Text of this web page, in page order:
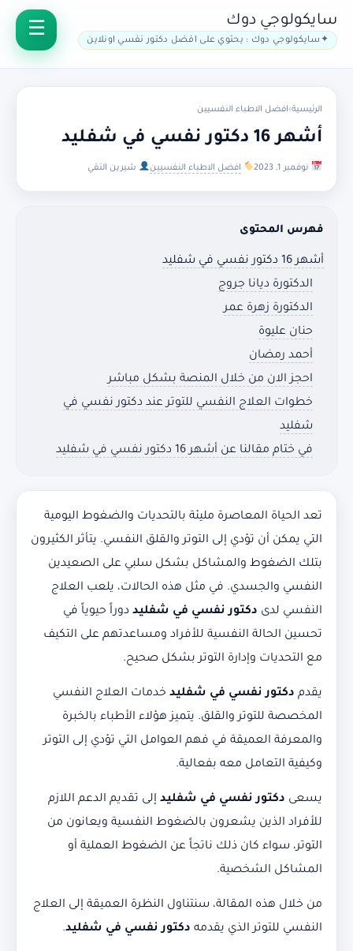
سايكولوجي دوك
سايكولوجي دوك : يحتوي على افضل دكتور نفسي اونلاين
الرئيسية›افضل الاطباء النفسيين
أشهر 16 دكتور نفسي في شفليد
نوفمبر 1, 2023 افضل الاطباء النفسيين شيرين التقي
فهرس المحتوى
أشهر 16 دكتور نفسي في شفليد
الدكتورة ديانا جروج
الدكتورة زهرة عمر
حنان عليوة
أحمد رمضان
احجز الان من خلال المنصة بشكل مباشر
خطوات العلاج النفسي للتوتر عند دكتور نفسي في
شفليد
في ختام مقالنا عن أشهر 16 دكتور نفسي في شفليد
تعد الحياة المعاصرة مليئة بالتحديات والضغوط اليومية
التي يمكن أن تؤدي إلى التوتر والقلق النفسي. يتأثر الكثيرون
بتلك الضغوط والمشاكل بشكل سلبي على الصعيدين
النفسي والجسدي. في مثل هذه الحالات، يلعب العلاج
النفسي لدى دكتور نفسي في شفليد دوراً حيوياً في
تحسين الحالة النفسية للأفراد ومساعدتهم على التكيف
مع التحديات وإدارة التوتر بشكل صحيح.
يقدم دكتور نفسي في شفليد خدمات العلاج النفسي
المخصصة للتوتر والقلق. يتميز هؤلاء الأطباء بالخبرة
والمعرفة العميقة في فهم العوامل التي تؤدي إلى التوتر
وكيفية التعامل معه بفعالية.
يسعى دكتور نفسي في شفليد إلى تقديم الدعم اللازم
للأفراد الذين يشعرون بالضغوط النفسية ويعانون من
التوتر، سواء كان ذلك ناتجاً عن الضغوط العملية أو
المشاكل الشخصية.
من خلال هذه المقالة، سنتناول النظرة العميقة إلى العلاج
النفسي للتوتر الذي يقدمه دكتور نفسي في شفليد.